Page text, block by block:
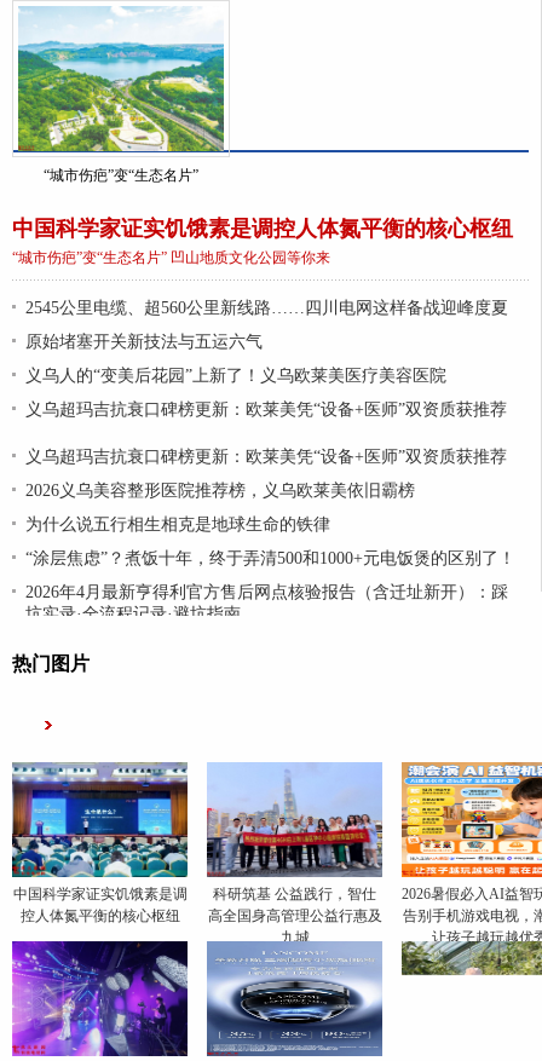
“城市伤疤”变“生态名片”
中国科学家证实饥饿素是调控人体氮平衡的核心枢纽
“城市伤疤”变“生态名片” 凹山地质文化公园等你来
2545公里电缆、超560公里新线路……四川电网这样备战迎峰度夏
原始堵塞开关新技法与五运六气
义乌人的“变美后花园”上新了！义乌欧莱美医疗美容医院
义乌超玛吉抗衰口碑榜更新：欧莱美凭“设备+医师”双资质获推荐
义乌超玛吉抗衰口碑榜更新：欧莱美凭“设备+医师”双资质获推荐
2026义乌美容整形医院推荐榜，义乌欧莱美依旧霸榜
为什么说五行相生相克是地球生命的铁律
“涂层焦虑”？煮饭十年，终于弄清500和1000+元电饭煲的区别了！
2026年4月最新亨得利官方售后网点核验报告（含迁址新开）：踩
坑实录·全流程记录·避坑指南
热门图片
中国科学家证实饥饿素是调
控人体氮平衡的核心枢纽
科研筑基 公益践行，智仕
高全国身高管理公益行惠及
九城
2026暑假必入AI益智
告别手机游戏电视，
让孩子越玩越优